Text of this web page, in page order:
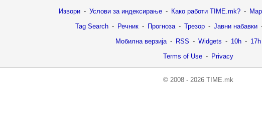
Извори - Услови за индексирање - Како работи TIME.mk? -
Tag Search - Речник - Прогноза - Трезор - Јавни набавки
Мобилна верзија - RSS - Widgets - 10h - 17h
Terms of Use - Privacy
© 2008 - 2026 TIME.mk